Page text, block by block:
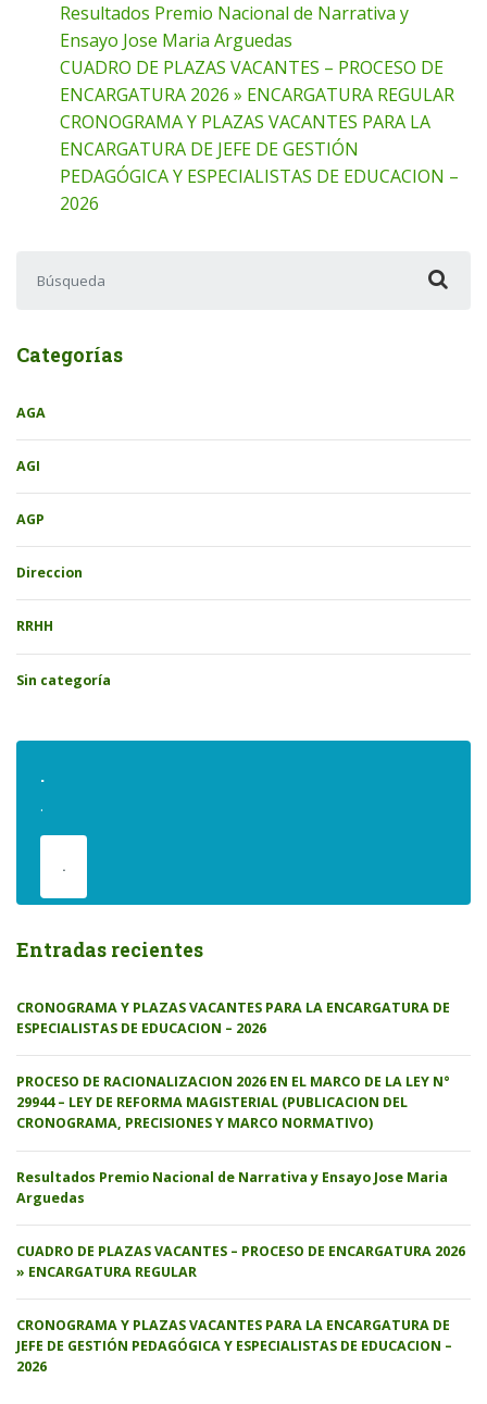
Resultados Premio Nacional de Narrativa y
Ensayo Jose Maria Arguedas
CUADRO DE PLAZAS VACANTES – PROCESO DE
ENCARGATURA 2026 » ENCARGATURA REGULAR
CRONOGRAMA Y PLAZAS VACANTES PARA LA
ENCARGATURA DE JEFE DE GESTIÓN
PEDAGÓGICA Y ESPECIALISTAS DE EDUCACION –
2026
Categorías
AGA
AGI
AGP
Direccion
RRHH
Sin categoría
.
.
.
Entradas recientes
CRONOGRAMA Y PLAZAS VACANTES PARA LA ENCARGATURA DE
ESPECIALISTAS DE EDUCACION – 2026
PROCESO DE RACIONALIZACION 2026 EN EL MARCO DE LA LEY N°
29944 – LEY DE REFORMA MAGISTERIAL (PUBLICACION DEL
CRONOGRAMA, PRECISIONES Y MARCO NORMATIVO)
Resultados Premio Nacional de Narrativa y Ensayo Jose Maria
Arguedas
CUADRO DE PLAZAS VACANTES – PROCESO DE ENCARGATURA 2026
» ENCARGATURA REGULAR
CRONOGRAMA Y PLAZAS VACANTES PARA LA ENCARGATURA DE
JEFE DE GESTIÓN PEDAGÓGICA Y ESPECIALISTAS DE EDUCACION –
2026